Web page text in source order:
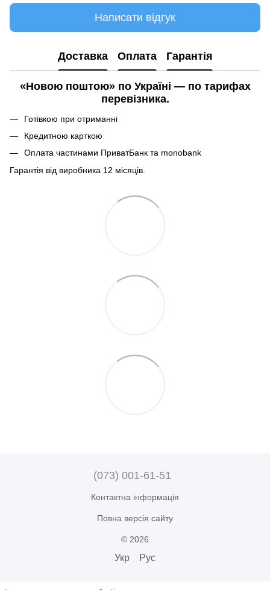
Написати відгук
Доставка Оплата Гарантія
«Новою поштою» по Україні — по тарифах
перевізника.
Готівкою при отриманні
Кредитною карткою
Оплата частинами ПриватБанк та monobank
Гарантія від виробника 12 місяців.
(073) 001-61-51
Контактна інформація
Повна версія сайту
© 2026
Укр Рус